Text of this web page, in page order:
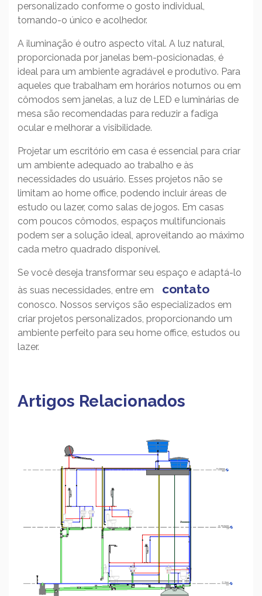
personalizado conforme o gosto individual,
tornando-o único e acolhedor.
A iluminação é outro aspecto vital. A luz natural,
proporcionada por janelas bem-posicionadas, é
ideal para um ambiente agradável e produtivo. Para
aqueles que trabalham em horários noturnos ou em
cômodos sem janelas, a luz de LED e luminárias de
mesa são recomendadas para reduzir a fadiga
ocular e melhorar a visibilidade.
Projetar um escritório em casa é essencial para criar
um ambiente adequado ao trabalho e às
necessidades do usuário. Esses projetos não se
limitam ao home office, podendo incluir áreas de
estudo ou lazer, como salas de jogos. Em casas
com poucos cômodos, espaços multifuncionais
podem ser a solução ideal, aproveitando ao máximo
cada metro quadrado disponível.
Se você deseja transformar seu espaço e adaptá-lo
às suas necessidades, entre em
contato
conosco. Nossos serviços são especializados em
criar projetos personalizados, proporcionando um
ambiente perfeito para seu home office, estudos ou
lazer.
Artigos Relacionados